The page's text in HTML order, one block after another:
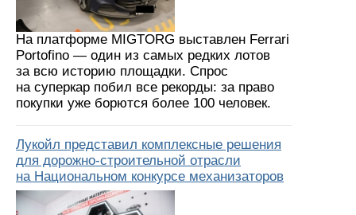
На платформе MIGTORG выставлен Ferrari
Portofino — один из самых редких лотов
за всю историю площадки. Спрос
на суперкар побил все рекорды: за право
покупки уже борются более 100 человек.
Лукойл представил комплексные решения
для дорожно-строительной отрасли
на Национальном конкурсе механизаторов